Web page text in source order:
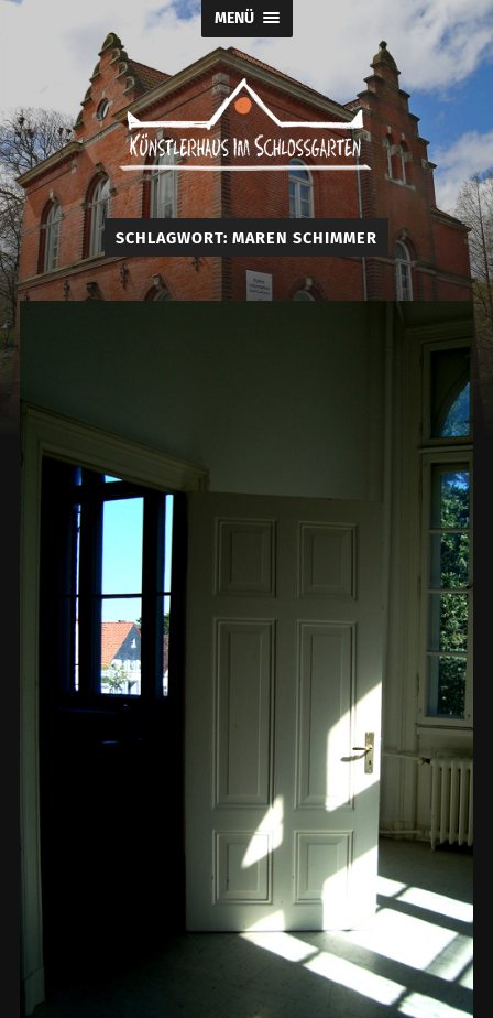
MENÜ
Künstlerhaus
im
Schlossgarten
SCHLAGWORT: MAREN SCHIMMER